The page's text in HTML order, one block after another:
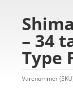
– 34
Type
Varenummer